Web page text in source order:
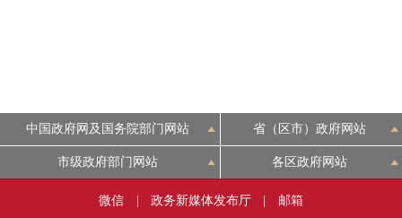
多语种
中国政府网及国务院部门网站 省（区市）政府网站
市级政府部门网站 各区政府网站
微信 政务新媒体发布厅 邮箱